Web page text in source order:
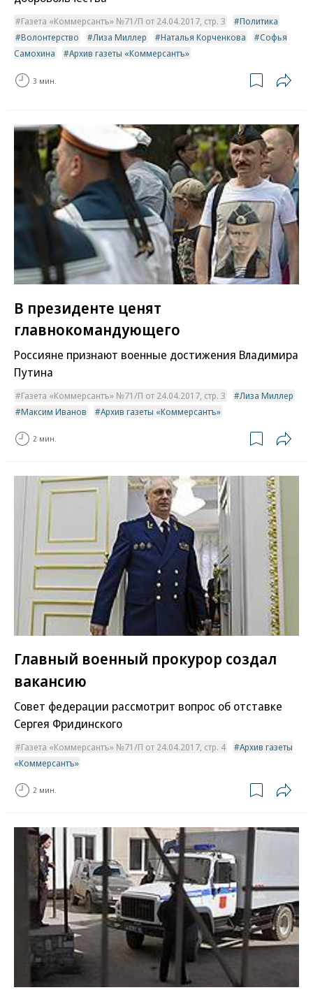
Газета «Коммерсантъ» №71/П от 24.04.2017, стр. 3
Политика
Волонтерство
Лиза Миллер Наталья Корченкова
Софья
Самохина
Архив газеты «Коммерсантъ»
3 мин.
В президенте ценят
главнокомандующего
Россияне признают военные достижения Владимира
Путина
Газета «Коммерсантъ» №71/П от 24.04.2017, стр. 3
Лиза Миллер
Максим Иванов
Архив газеты «Коммерсантъ»
2 мин.
Главный военный прокурор создал
вакансию
Совет федерации рассмотрит вопрос об отставке
Сергея Фридинского
Газета «Коммерсантъ» №71/П от 24.04.2017, стр. 4
Архив газеты
«Коммерсантъ»
2 мин.